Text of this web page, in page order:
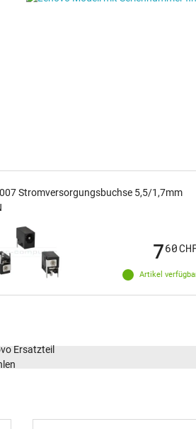
Stromversorgungsbuchse 5,5/1,7mm
Artikel
760